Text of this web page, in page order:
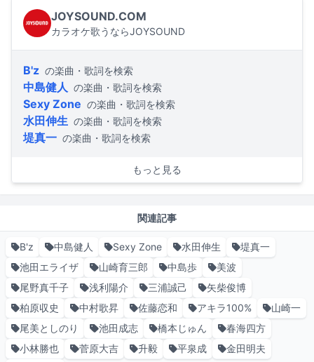
JOYSOUND.COM
カラオケ歌うならJOYSOUND
B'z の楽曲・歌詞を検索
中島健人 の楽曲・歌詞を検索
Sexy Zone の楽曲・歌詞を検索
水田伸生 の楽曲・歌詞を検索
堤真一 の楽曲・歌詞を検索
もっと見る
関連記事
B'z 中島健人 Sexy Zone 水田伸生
堤真一
池田エライザ
山崎育三郎 中島歩
美波
尾野真千子
浅利陽介 三浦誠己
矢柴俊博
柏原収史
中村歌昇 佐藤恋和 アキラ100%
山崎一
尾美としのり
池田成志 橋本じゅん
春海四方
小林勝也
菅原大吉 升毅 平泉成
金田明夫